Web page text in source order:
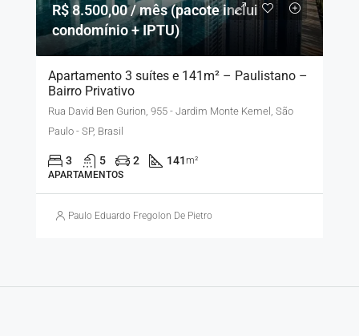
R$ 8.500,00 / mês (pacote inclui
condomínio + IPTU)
Apartamento 3 suítes e 141m² – Paulistano –
Bairro Privativo
Rua David Ben Gurion, 955 - Jardim Monte Kemel, São
Paulo - SP, Brasil
3 5 2 141m²
APARTAMENTOS
Paulo Eduardo Fregolon De Pietro